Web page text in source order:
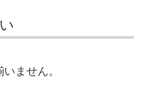
ません。